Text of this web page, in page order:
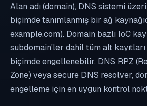
Alan adı (domain), DNS sistemi
biçimde tanımlanmış bir ağ
example.com). Domain bazlı IoC
subdomain'ler dahil tüm alt
biçimde engellenebilir. DNS RPZ
Zone) veya secure DNS resolver,
engelleme için en uygun kontrol